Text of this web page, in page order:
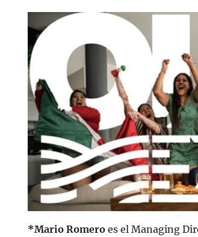
*Mario Romeroes el Managing